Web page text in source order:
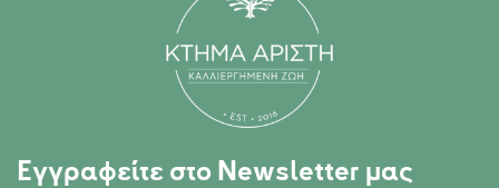
Εγγραφείτε στο Newsletter μας